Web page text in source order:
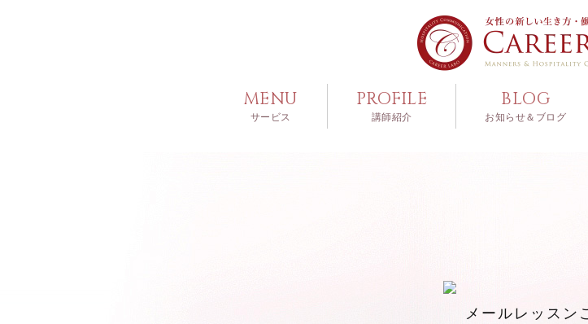
MENU
サービス
PROFILE
講師紹介
BLOG
お知らせ＆ブログ
メールレッスン